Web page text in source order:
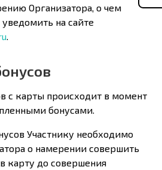
Организатора, о чем
на сайте
с карты происходит в момент
бонусами.
Участнику необходимо
о намерении совершить
карту до совершения